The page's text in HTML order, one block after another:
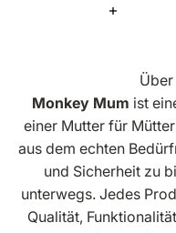
Mehr
Monkey Mum ist
einer Mutter für
aus dem echten
und Sicherheit zu
unterwegs. Jedes
Qualität,